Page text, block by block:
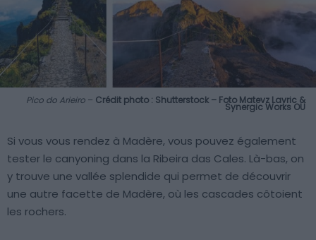
Pico do Arieiro – Crédit photo : Shutterstock – Foto Matevz Lavric &
Synergic Works OU
Si vous vous rendez à Madère, vous pouvez également
tester le canyoning dans la Ribeira das Cales. Là-bas, on
y trouve une vallée splendide qui permet de découvrir
une autre facette de Madère, où les cascades côtoient
les rochers.